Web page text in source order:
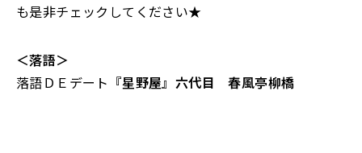
も是非チェックしてください★
＜落語＞
落語ＤＥデート 『星野屋』六代目 春風亭柳橋